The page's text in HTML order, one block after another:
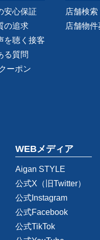
安心保証
の追求
を聴く接客
る質問
ーポン
店舗検索
店舗物件
WEBメディア
Aigan STYLE
公式X（旧Twitter）
公式Instagram
公式Facebook
公式TikTok